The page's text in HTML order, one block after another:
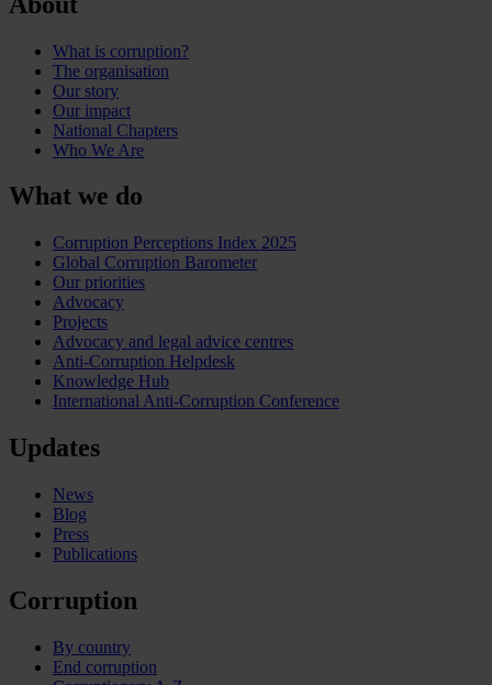
What is corruption?
The organisation
Our story
Our impact
National Chapters
Who We Are
What we do
Corruption Perceptions Index 2025
Global Corruption Barometer
Our priorities
Advocacy
Projects
Advocacy and legal advice centres
Anti-Corruption Helpdesk
Knowledge Hub
International Anti-Corruption Conference
Updates
News
Blog
Press
Publications
Corruption
By country
End corruption